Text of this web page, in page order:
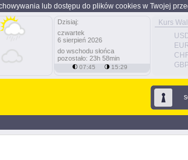
lub dostępu do plików cookies w Twojej
Kurs
Dzisiaj:
czwartek
6 sierpień 2026
do wschodu słońca
pozostało: 23h 58min
07:45 15:29